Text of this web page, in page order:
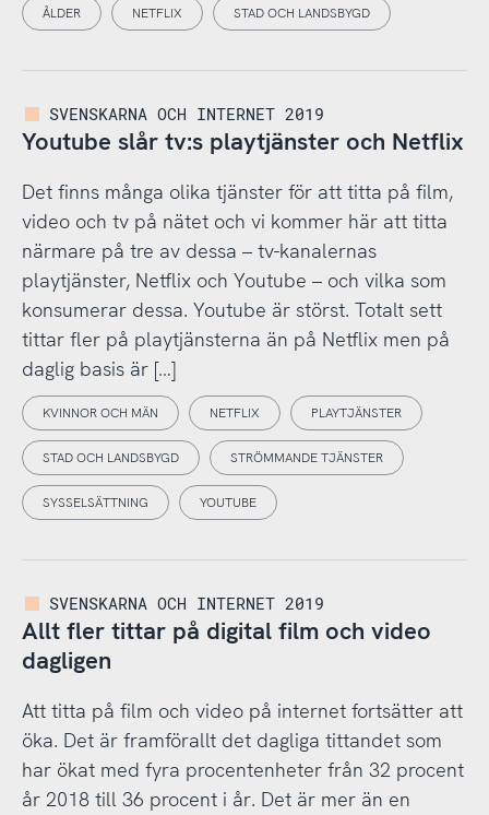
ÅLDER NETFLIX STAD OCH LANDSBYGD
SVENSKARNA OCH INTERNET 2019
Youtube slår tv:s playtjänster och Netflix
Det finns många olika tjänster för att titta på film,
video och tv på nätet och vi kommer här att titta
närmare på tre av dessa – tv-kanalernas
playtjänster, Netflix och Youtube – och vilka som
konsumerar dessa. Youtube är störst. Totalt sett
tittar fler på playtjänsterna än på Netflix men på
daglig basis är […]
KVINNOR OCH MÄN NETFLIX PLAYTJÄNSTER
STAD OCH LANDSBYGD STRÖMMANDE TJÄNSTER
SYSSELSÄTTNING YOUTUBE
SVENSKARNA OCH INTERNET 2019
Allt fler tittar på digital film och video
dagligen
Att titta på film och video på internet fortsätter att
öka. Det är framförallt det dagliga tittandet som
har ökat med fyra procentenheter från 32 procent
år 2018 till 36 procent i år. Det är mer än en